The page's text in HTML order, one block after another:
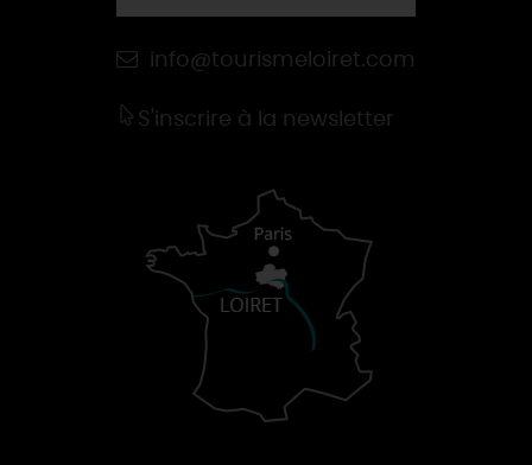
info@tourismeloiret.com
S'inscrire à la newsletter